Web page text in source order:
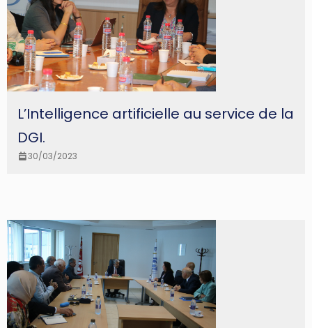
L’Intelligence artificielle au service de la
DGI.
30/03/2023